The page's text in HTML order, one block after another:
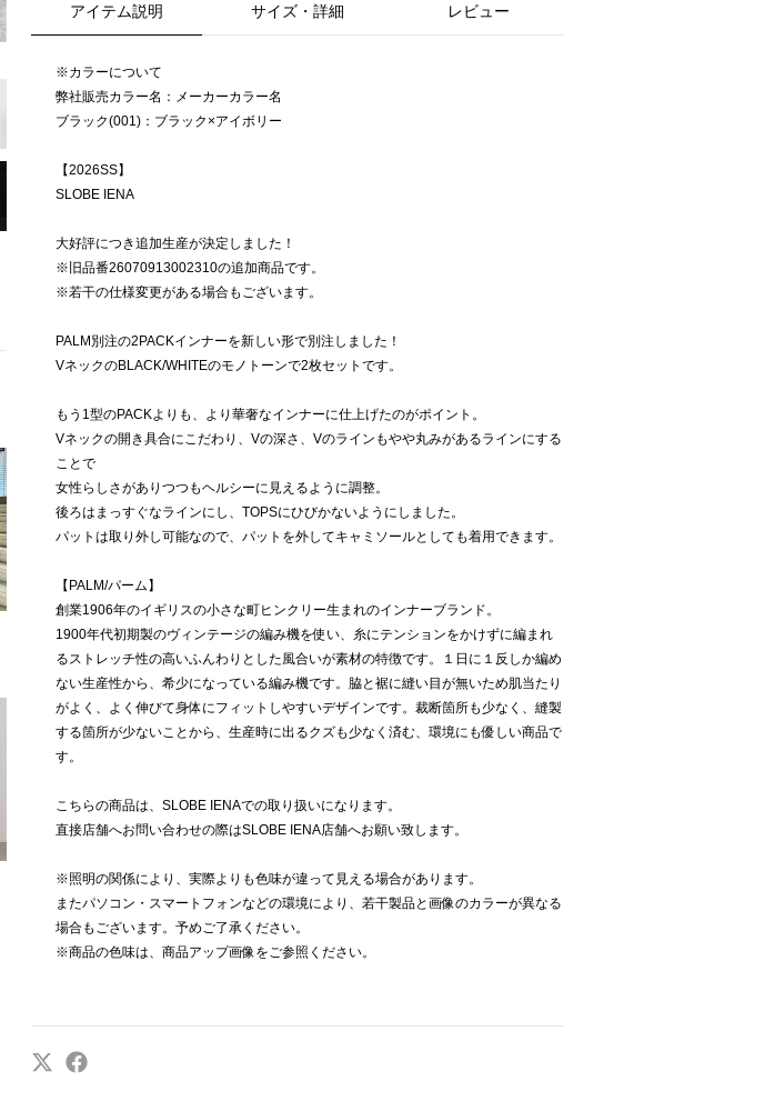
アイテム説明 サイズ・詳細 レビュー
※カラーについて
弊社販売カラー名：メーカーカラー名
ブラック(001)：ブラック×アイボリー
【2026SS】
SLOBE IENA
大好評につき追加生産が決定しました！
※旧品番26070913002310の追加商品です。
※若干の仕様変更がある場合もございます。
PALM別注の2PACKインナーを新しい形で別注しました！
VネックのBLACK/WHITEのモノトーンで2枚セットです。
もう1型のPACKよりも、より華奢なインナーに仕上げたのがポイント。
Vネックの開き具合にこだわり、Vの深さ、Vのラインもやや丸みがあるラインにする
ことで
女性らしさがありつつもヘルシーに見えるように調整。
後ろはまっすぐなラインにし、TOPSにひびかないようにしました。
パットは取り外し可能なので、パットを外してキャミソールとしても着用できます。
【PALM/パーム】
創業1906年のイギリスの小さな町ヒンクリー生まれのインナーブランド。
1900年代初期製のヴィンテージの編み機を使い、糸にテンションをかけずに編まれ
るストレッチ性の高いふんわりとした風合いが素材の特徴です。１日に１反しか編め
ない生産性から、希少になっている編み機です。脇と裾に縫い目が無いため肌当たり
がよく、よく伸びて身体にフィットしやすいデザインです。裁断箇所も少なく、縫製
する箇所が少ないことから、生産時に出るクズも少なく済む、環境にも優しい商品で
す。
こちらの商品は、SLOBE IENAでの取り扱いになります。
直接店舗へお問い合わせの際はSLOBE IENA店舗へお願い致します。
※照明の関係により、実際よりも色味が違って見える場合があります。
またパソコン・スマートフォンなどの環境により、若干製品と画像のカラーが異なる
場合もございます。予めご了承ください。
※商品の色味は、商品アップ画像をご参照ください。